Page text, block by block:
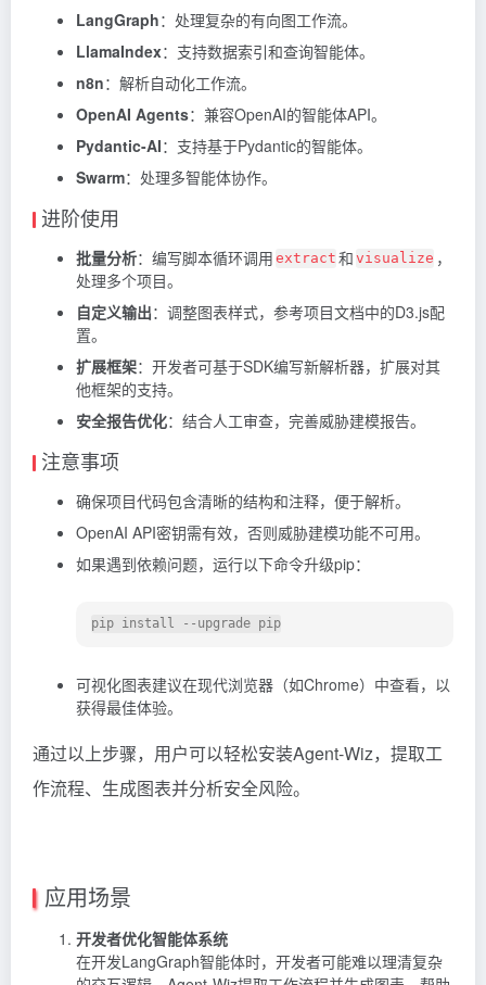
LangGraph：处理复杂的有向图工作流。
LlamaIndex：支持数据索引和查询智能体。
n8n：解析自动化工作流。
OpenAI Agents：兼容OpenAI的智能体API。
Pydantic-AI：支持基于Pydantic的智能体。
Swarm：处理多智能体协作。
进阶使用
批量分析：编写脚本循环调用 extract 和 visualize ，
处理多个项目。
自定义输出：调整图表样式，参考项目文档中的D3.js配
置。
扩展框架：开发者可基于SDK编写新解析器，扩展对其
他框架的支持。
安全报告优化：结合人工审查，完善威胁建模报告。
注意事项
确保项目代码包含清晰的结构和注释，便于解析。
OpenAI API密钥需有效，否则威胁建模功能不可用。
如果遇到依赖问题，运行以下命令升级pip：
可视化图表建议在现代浏览器（如Chrome）中查看，以
获得最佳体验。
通过以上步骤，用户可以轻松安装Agent-Wiz，提取工
作流程、生成图表并分析安全风险。
应用场景
开发者优化智能体系统
在开发LangGraph智能体时，开发者可能难以理清复杂